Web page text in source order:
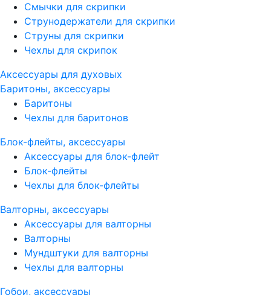
Смычки для скрипки
Струнодержатели для скрипки
Струны для скрипки
Чехлы для скрипок
Аксессуары для духовых
Баритоны, аксессуары
Баритоны
Чехлы для баритонов
Блок-флейты, аксессуары
Аксессуары для блок-флейт
Блок-флейты
Чехлы для блок-флейты
Валторны, аксессуары
Аксессуары для валторны
Валторны
Мундштуки для валторны
Чехлы для валторны
Гобои, аксессуары